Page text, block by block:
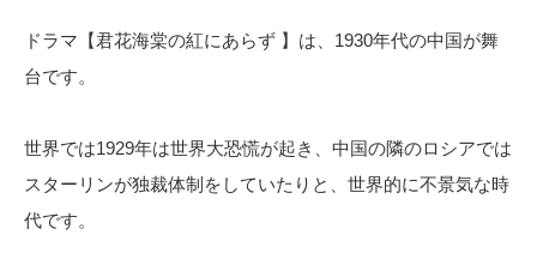
ドラマ【君花海棠の紅にあらず 】は、1930年代の中国が舞
台です。
世界では1929年は世界大恐慌が起き、中国の隣のロシアでは
スターリンが独裁体制をしていたりと、世界的に不景気な時
代です。